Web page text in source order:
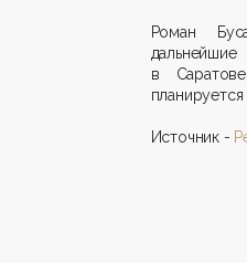
Роман
в
Источник -